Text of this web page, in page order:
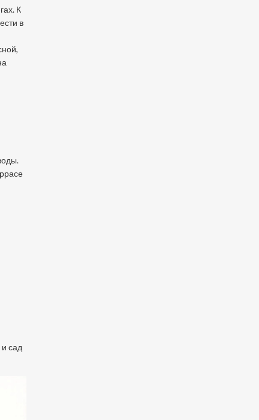
К
в
сад